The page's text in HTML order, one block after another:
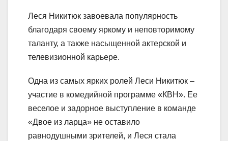
Леся Никитюк завоевала популярность
благодаря своему яркому и неповторимому
таланту, а также насыщенной актерской и
телевизионной карьере.
Одна из самых ярких ролей Леси Никитюк –
участие в комедийной программе «КВН». Ее
веселое и задорное выступление в команде
«Двое из ларца» не оставило
равнодушными зрителей, и Леся стала